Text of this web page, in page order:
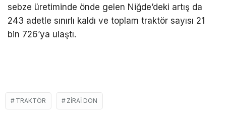
sebze üretiminde önde gelen Niğde’deki artış da
243 adetle sınırlı kaldı ve toplam traktör sayısı 21
bin 726’ya ulaştı.
TRAKTÖR ZIRAI DON